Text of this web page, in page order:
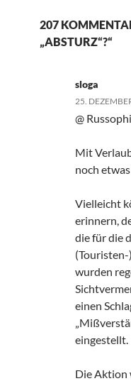
207
„ABSTURZ“?“
sloga
25.
@
Mit
noch
Vielleicht
erinnern,
die für die
wurden
einen
eingestellt.
Die Aktion